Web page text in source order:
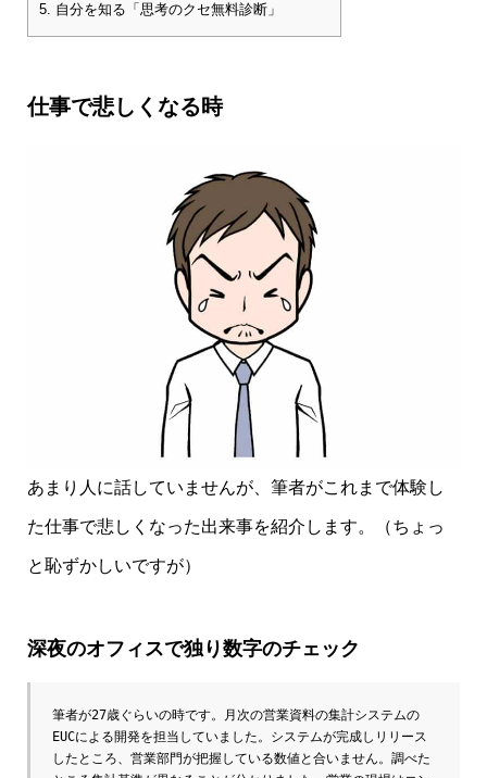
5. 自分を知る「思考のクセ無料診断」
仕事で悲しくなる時
あまり人に話していませんが、筆者がこれまで体験し
た仕事で悲しくなった出来事を紹介します。（ちょっ
と恥ずかしいですが）
深夜のオフィスで独り数字のチェック
筆者が27歳ぐらいの時です。月次の営業資料の集計システムの
EUCによる開発を担当していました。システムが完成しリリース
したところ、営業部門が把握している数値と合いません。調べた